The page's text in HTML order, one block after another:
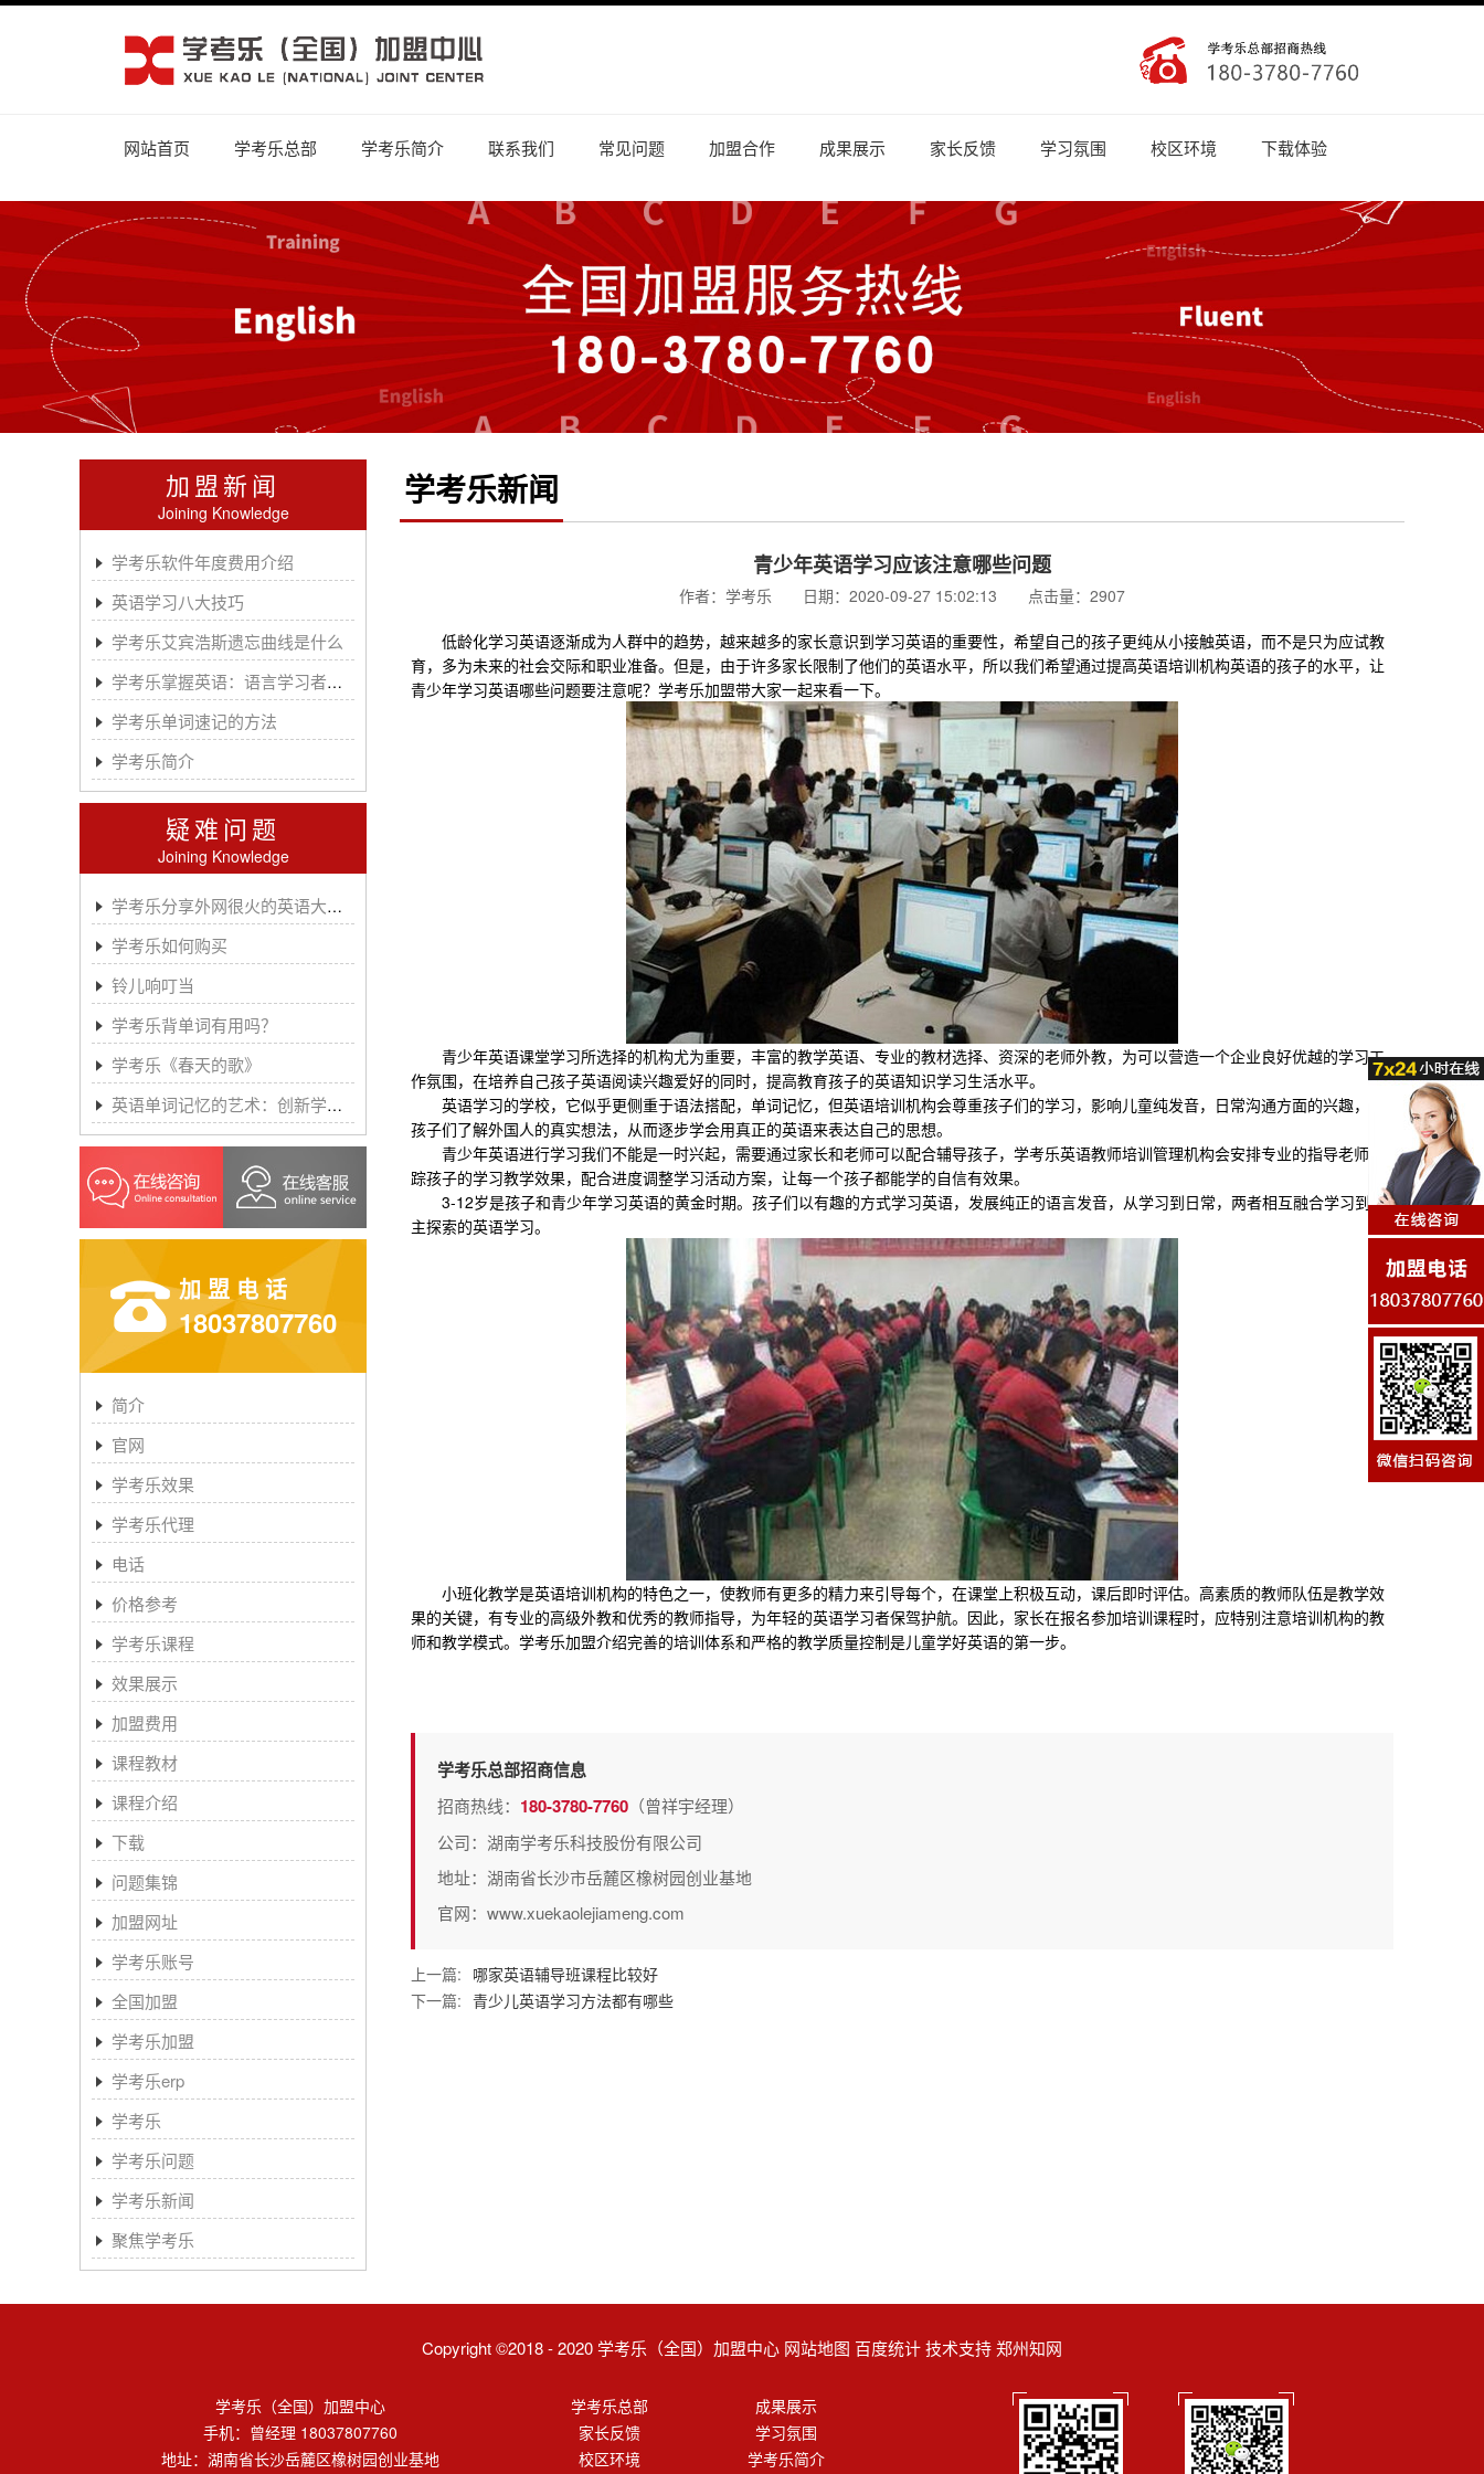
网站首页 学考乐总部 学考乐简介 联系我们 常见问题 加盟合作 成果展示 家长反馈 学习氛围 校区环境 下载体验
加盟新闻
Joining Knowledge
学考乐软件年度费用介绍
英语学习八大技巧
学考乐艾宾浩斯遗忘曲线是什么
学考乐掌握英语：语言学习者的有效方法
学考乐单词速记的方法
学考乐简介
疑难问题
Joining Knowledge
学考乐分享外网很火的英语大神A.J.HOGE
学考乐如何购买
铃儿响叮当
学考乐背单词有用吗？
学考乐《春天的歌》
英语单词记忆的艺术：创新学习方法与学考乐的魔力
加盟电话
18037807760
简介
官网
学考乐效果
学考乐代理
电话
价格参考
学考乐课程
效果展示
加盟费用
课程教材
课程介绍
下载
问题集锦
加盟网址
学考乐账号
全国加盟
学考乐加盟
学考乐erp
学考乐
学考乐问题
学考乐新闻
聚焦学考乐
学考乐新闻
青少年英语学习应该注意哪些问题
作者：学考乐 日期：2020-09-27 15:02:13 点击量：2907
低龄化学习英语逐渐成为人群中的趋势，越来越多的家长意识到学习英语的重要性，希望自己的孩子更纯从小接触英语，而不是只为应试教
育，多为未来的社会交际和职业准备。但是，由于许多家长限制了他们的英语水平，所以我们希望通过提高英语培训机构英语的孩子的水平，让
青少年学习英语哪些问题要注意呢？学考乐加盟带大家一起来看一下。
青少年英语课堂学习所选择的机构尤为重要，丰富的教学英语、专业的教材选择、资深的老师外教，为可以营造一个企业良好优越的学习工
作氛围，在培养自己孩子英语阅读兴趣爱好的同时，提高教育孩子的英语知识学习生活水平。
英语学习的学校，它似乎更侧重于语法搭配，单词记忆，但英语培训机构会尊重孩子们的学习，影响儿童纯发音，日常沟通方面的兴趣，让
孩子们了解外国人的真实想法，从而逐步学会用真正的英语来表达自己的思想。
青少年英语进行学习我们不能是一时兴起，需要通过家长和老师可以配合辅导孩子，学考乐英语教师培训管理机构会安排专业的指导老师跟
踪孩子的学习教学效果，配合进度调整学习活动方案，让每一个孩子都能学的自信有效果。
3-12岁是孩子和青少年学习英语的黄金时期。孩子们以有趣的方式学习英语，发展纯正的语言发音，从学习到日常，两者相互融合学习到自
主探索的英语学习。
小班化教学是英语培训机构的特色之一，使教师有更多的精力来引导每个，在课堂上积极互动，课后即时评估。高素质的教师队伍是教学效
果的关键，有专业的高级外教和优秀的教师指导，为年轻的英语学习者保驾护航。因此，家长在报名参加培训课程时，应特别注意培训机构的教
师和教学模式。学考乐加盟介绍完善的培训体系和严格的教学质量控制是儿童学好英语的第一步。
学考乐总部招商信息
招商热线： 180-3780-7760 （曾祥宇经理）
公司：湖南学考乐科技股份有限公司
地址：湖南省长沙市岳麓区橡树园创业基地
官网：www.xuekaolejiameng.com
上一篇: 哪家英语辅导班课程比较好
下一篇: 青少儿英语学习方法都有哪些
Copyright ©2018 - 2020 学考乐（全国）加盟中心 网站地图 百度统计 技术支持 郑州知网
学考乐（全国）加盟中心
手机：曾经理 18037807760
地址：湖南省长沙岳麓区橡树园创业基地
学考乐总部
成果展示
家长反馈
学习氛围
校区环境
学考乐简介